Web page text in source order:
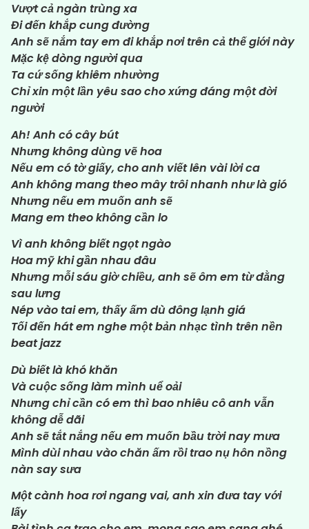
Vượt cả ngàn trùng xa
Đi đến khắp cung đường
Anh sẽ nắm tay em đi khắp nơi trên cả thế giới này
Mặc kệ dòng người qua
Ta cứ sống khiêm nhường
Chỉ xin một lần yêu sao cho xứng đáng một đời
người
Ah! Anh có cây bút
Nhưng không dùng vẽ hoa
Nếu em có tờ giấy, cho anh viết lên vài lời ca
Anh không mang theo mây trôi nhanh như là gió
Nhưng nếu em muốn anh sẽ
Mang em theo không cần lo
Vì anh không biết ngọt ngào
Hoa mỹ khi gần nhau đâu
Nhưng mỗi sáu giờ chiều, anh sẽ ôm em từ đằng
sau lưng
Nép vào tai em, thấy ấm dù đông lạnh giá
Tối đến hát em nghe một bản nhạc tình trên nền
beat jazz
Dù biết là khó khăn
Và cuộc sống làm mình uể oải
Nhưng chỉ cần có em thì bao nhiêu cô anh vẫn
không dễ dãi
Anh sẽ tắt nắng nếu em muốn bầu trời nay mưa
Mình dùi nhau vào chăn ấm rồi trao nụ hôn nồng
nàn say sưa
Một cành hoa rơi ngang vai, anh xin đưa tay với
lấy